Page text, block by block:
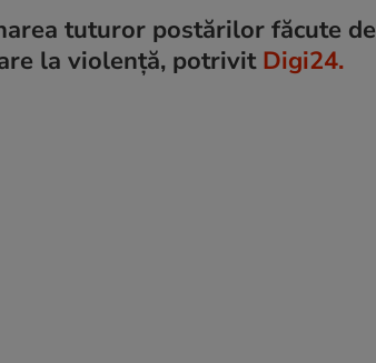
tuturor postărilor făcute de
la violență, potrivit Digi24.